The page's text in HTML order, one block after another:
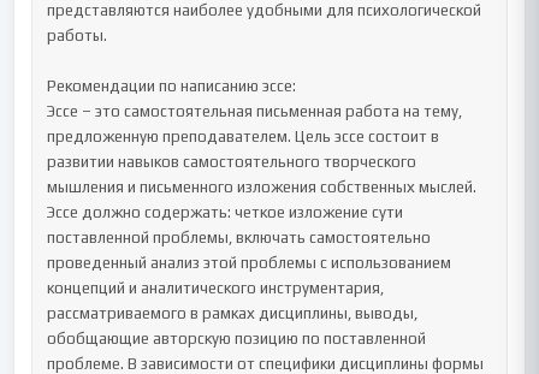
представляются наиболее удобными для психологической
работы.
Рекомендации по написанию эссе:
Эссе – это самостоятельная письменная работа на тему,
предложенную преподавателем. Цель эссе состоит в
развитии навыков самостоятельного творческого
мышления и письменного изложения собственных мыслей.
Эссе должно содержать: четкое изложение сути
поставленной проблемы, включать самостоятельно
проведенный анализ этой проблемы с использованием
концепций и аналитического инструментария,
рассматриваемого в рамках дисциплины, выводы,
обобщающие авторскую позицию по поставленной
проблеме. В зависимости от специфики дисциплины формы